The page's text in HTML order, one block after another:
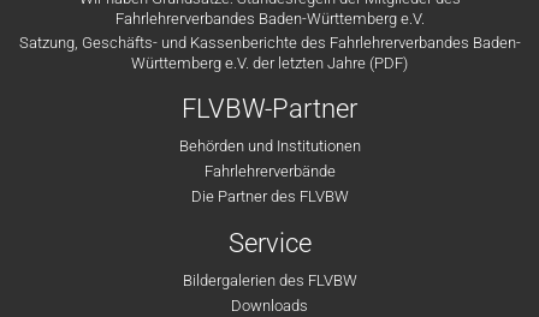
Fahrlehrerverbandes Baden-Württemberg e.V.
Satzung, Geschäfts- und Kassenberichte des Fahrlehrerverbandes Baden-
Württemberg e.V. der letzten Jahre (PDF)
FLVBW-Partner
Behörden und Institutionen
Fahrlehrerverbände
Die Partner des FLVBW
Service
Bildergalerien des FLVBW
Downloads